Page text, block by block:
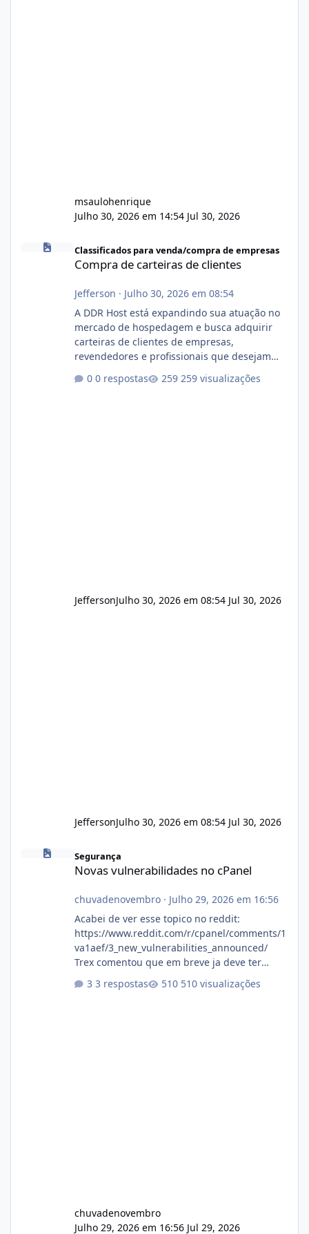
msaulohenrique
Julho 30, 2026 em 14:54 Jul 30, 2026
Compra de carteiras de clientes
Classificados para venda/compra de empresas
Compra de carteiras de clientes
Jefferson · Julho 30, 2026 em 08:54
A DDR Host está expandindo sua atuação no
mercado de hospedagem e busca adquirir
carteiras de clientes de empresas,
revendedores e profissionais que desejam
operação. Se você possui clientes ativos de
0 respostas 259 visualizações
JeffersonJulho 30, 2026 em 08:54 Jul 30, 2026
JeffersonJulho 30, 2026 em 08:54 Jul 30, 2026
Novas vulnerabilidades no cPanel
Segurança
Novas vulnerabilidades no cPanel
chuvadenovembro· Julho 29, 2026 em 16:56
Acabei de ver esse topico no reddit:
https://www.reddit.com/r/cpanel/comments/1
va1aef/3_new_vulnerabilities_announced/
Trex comentou que em breve ja deve ter
3 respostas 510 visualizações
chuvadenovembro
Julho 29, 2026 em 16:56 Jul 29, 2026